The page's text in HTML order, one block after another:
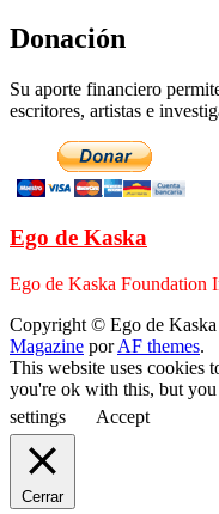
Donación
Su aporte financiero
escritores, artistas e
Ego de Kaska
Ego de Kaska Foundation
Copyright © Ego de
Magazine porAF themes.
This website uses cookies
you're ok with this, but
settings
Accept
Cerrar